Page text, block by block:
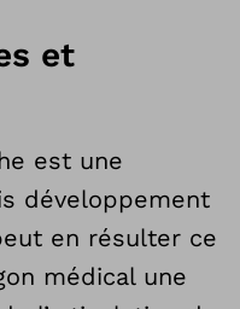
et
est une
développement
en résulter ce
médical une